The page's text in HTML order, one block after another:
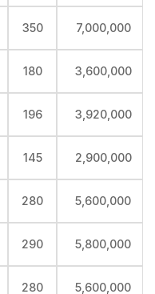
350 7,000,000
180 3,600,000
196 3,920,000
145 2,900,000
280 5,600,000
290 5,800,000
280 5,600,000